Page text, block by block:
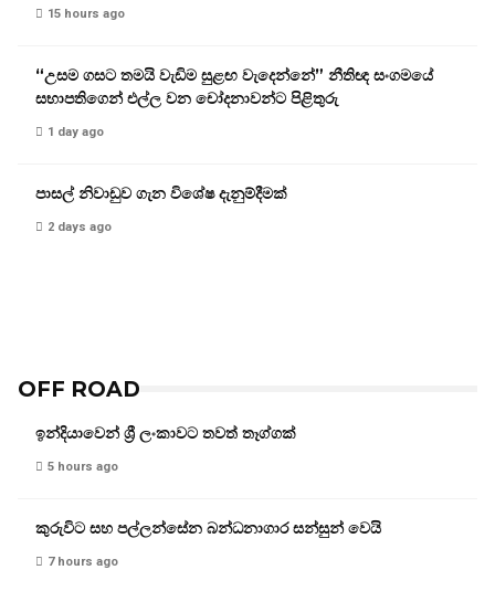
15 hours ago
“උසම ගසට තමයි වැඩිම සුළඟ වැදෙන්නේ” නීතිඥ සංගමයේ
සභාපතිගෙන් එල්ල වන චෝදනාවන්ට පිළිතුරු
1 day ago
පාසල් නිවාඩුව ගැන විශේෂ දැනුම්දීමක්
2 days ago
OFF ROAD
ඉන්දියාවෙන් ශ්‍රී ලංකාවට තවත් තෑග්ගක්
5 hours ago
කුරුවිට සහ පල්ලන්සේන බන්ධනාගාර සන්සුන් වෙයි
7 hours ago